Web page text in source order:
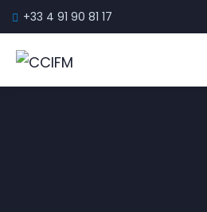
+33 4 91 90 81 17